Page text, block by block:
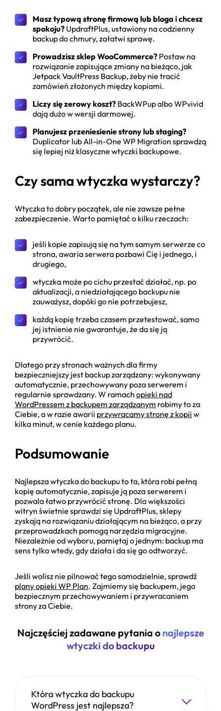
Masz typową stronę firmową lub bloga i chcesz
spokoju? UpdraftPlus, ustawiony na codzienny
backup do chmury, załatwi sprawę.
Prowadzisz sklep WooCommerce? Postaw na
rozwiązanie zapisujące zmiany na bieżąco, jak
Jetpack VaultPress Backup, żeby nie tracić
zamówień złożonych między kopiami.
Liczy się zerowy koszt? BackWPup albo WPvivid
dają dużo w wersji darmowej.
Planujesz przeniesienie strony lub staging?
Duplicator lub All-in-One WP Migration sprawdzą
się lepiej niż klasyczne wtyczki backupowe.
Czy sama wtyczka wystarczy?
Wtyczka to dobry początek, ale nie zawsze pełne
zabezpieczenie. Warto pamiętać o kilku rzeczach:
jeśli kopie zapisują się na tym samym serwerze co
strona, awaria serwera pozbawi Cię i jednego, i
drugiego,
wtyczka może po cichu przestać działać, np. po
aktualizacji, a niedziałającego backupu nie
zauważysz, dopóki go nie potrzebujesz,
każdą kopię trzeba czasem przetestować, samo
jej istnienie nie gwarantuje, że da się ją
przywrócić.
Dlatego przy stronach ważnych dla firmy
bezpieczniejszy jest backup zarządzany: wykonywany
automatycznie, przechowywany poza serwerem i
regularnie sprawdzany. W ramach opieki nad
WordPressem z backupem zarządzanym robimy to za
Ciebie, a w razie awarii przywracamy stronę z kopii w
kilka minut, w cenie każdego planu.
Podsumowanie
Najlepsza wtyczka do backupu to ta, która robi pełną
kopię automatycznie, zapisuje ją poza serwerem i
pozwala łatwo przywrócić stronę. Dla większości
witryn świetnie sprawdzi się UpdraftPlus, sklepy
zyskają na rozwiązaniu działającym na bieżąco, a przy
przeprowadzkach pomogą narzędzia migracyjne.
Niezależnie od wyboru, pamiętaj o jednym: backup ma
sens tylko wtedy, gdy działa i da się go odtworzyć.
Jeśli wolisz nie pilnować tego samodzielnie, sprawdź
plany opieki WP Plan. Zajmiemy się backupem, jego
bezpiecznym przechowywaniem i przywracaniem
strony za Ciebie.
Najczęściej zadawane pytania o najlepsze
wtyczki do backupu
Która wtyczka do backupu
WordPress jest najlepsza?